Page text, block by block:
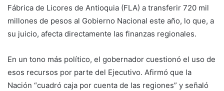
Fábrica de Licores de Antioquia (FLA) a transferir 720 mil
millones de pesos al Gobierno Nacional este año, lo que, a
su juicio, afecta directamente las finanzas regionales.
En un tono más político, el gobernador cuestionó el uso de
esos recursos por parte del Ejecutivo. Afirmó que la
Nación “cuadró caja por cuenta de las regiones” y señaló